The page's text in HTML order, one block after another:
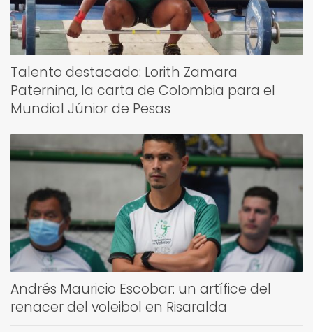
Talento destacado: Lorith Zamara
Paternina, la carta de Colombia para el
Mundial Júnior de Pesas
Andrés Mauricio Escobar: un artífice del
renacer del voleibol en Risaralda